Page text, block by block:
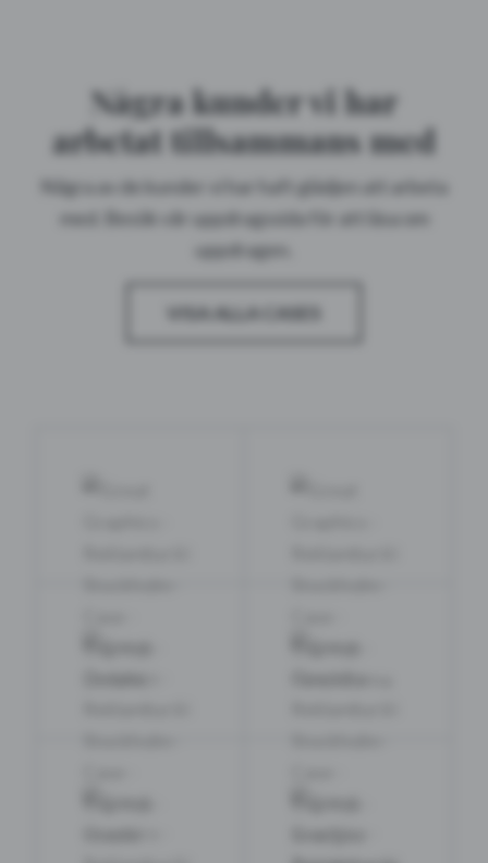
Några kunder vi har
arbetat tillsammans med
Några av de kunder vi har haft glädjen att arbeta
med. Besök vår uppdragssida för att läsa om
uppdragen.
VISA ALLA CASES